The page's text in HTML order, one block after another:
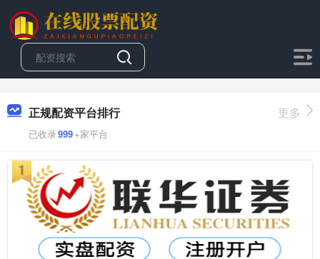
正规配资平台排行
已收录999+家平台
更多